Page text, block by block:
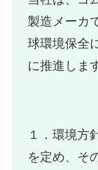
製造メーカ
球環境保全
に推進しま
１．環境方
を定め、そ